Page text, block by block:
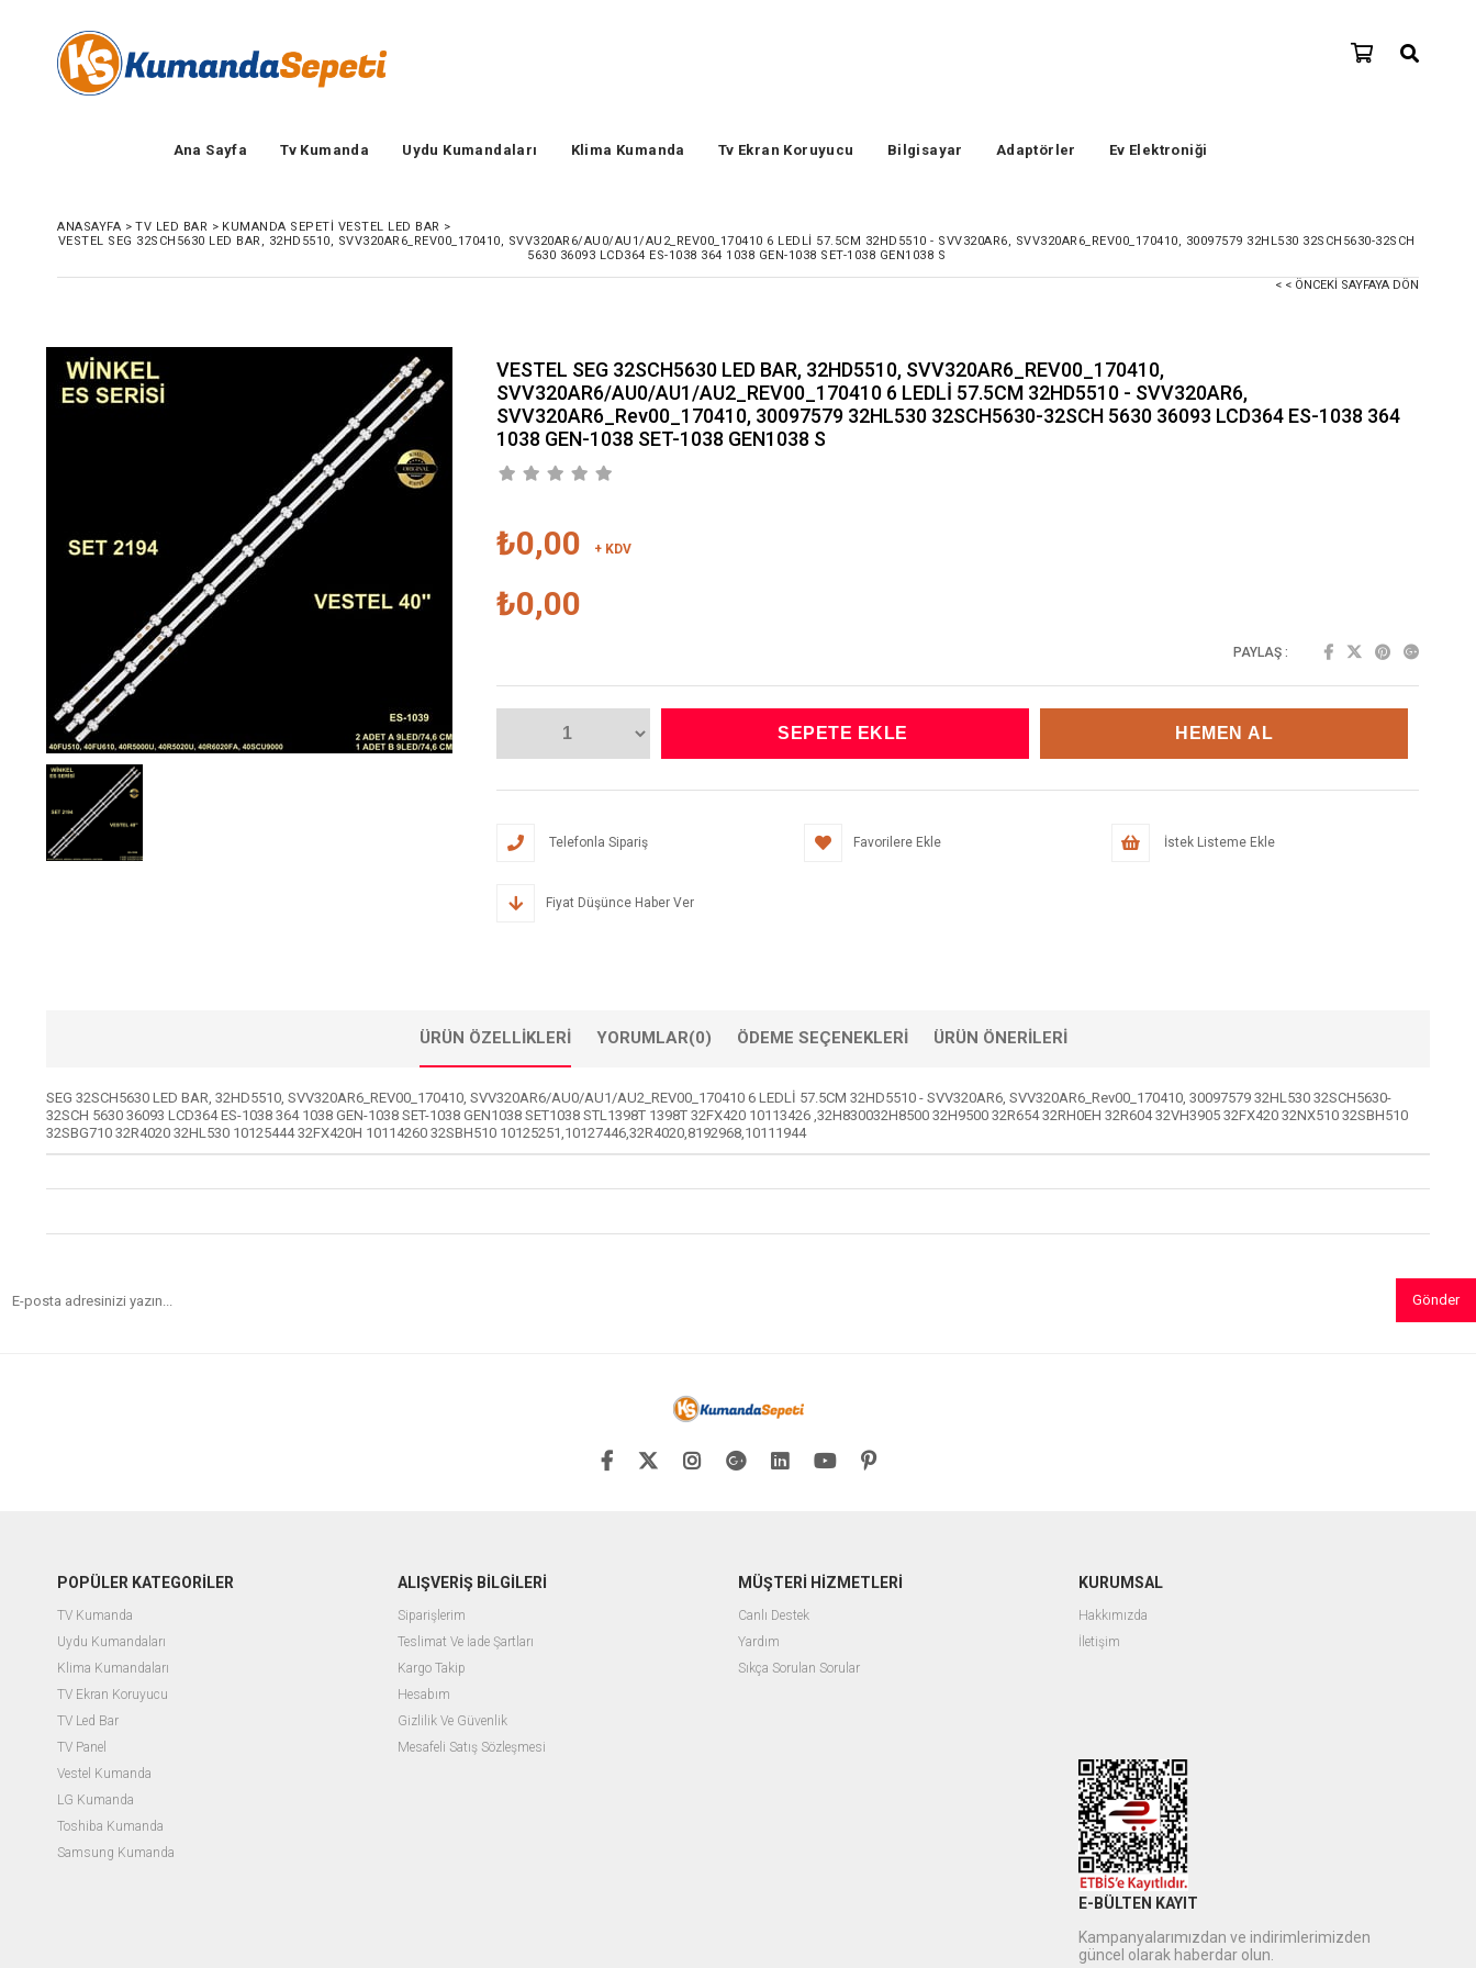
Ana Sayfa Tv Kumanda Uydu Kumandaları Klima Kumanda Tv Ekran Koruyucu Bilgisayar Adaptörler Ev Elektroniği
ANASAYFA > TV LED BAR > KUMANDA SEPETI VESTEL LED BAR >
VESTEL SEG 32SCH5630 LED BAR, 32HD5510, SVV320AR6_REV00_170410, SVV320AR6/AU0/AU1/AU2_REV00_170410 6 LEDLİ 57.5CM 32HD5510 - SVV320AR6, SVV320AR6_REV00_170410, 30097579 32HL530 32SCH5630-32SCH
5630 36093 LCD364 ES-1038 364 1038 GEN-1038 SET-1038 GEN1038 S
< < ÖNCEKI SAYFAYA DÖN
VESTEL SEG 32SCH5630 LED BAR, 32HD5510, SVV320AR6_REV00_170410,
SVV320AR6/AU0/AU1/AU2_REV00_170410 6 LEDLİ 57.5CM 32HD5510 - SVV320AR6,
SVV320AR6_Rev00_170410, 30097579 32HL530 32SCH5630-32SCH 5630 36093 LCD364 ES-1038 364
1038 GEN-1038 SET-1038 GEN1038 S
₺0,00 + KDV
₺0,00
PAYLAŞ :
Telefonla Sipariş Favorilere Ekle İstek Listeme Ekle
Fiyat Düşünce Haber Ver
ÜRÜN ÖZELLIKLERI YORUMLAR(0) ÖDEME SEÇENEKLERI ÜRÜN ÖNERILERI
SEG 32SCH5630 LED BAR, 32HD5510, SVV320AR6_REV00_170410, SVV320AR6/AU0/AU1/AU2_REV00_170410 6 LEDLİ 57.5CM 32HD5510 - SVV320AR6, SVV320AR6_Rev00_170410, 30097579 32HL530 32SCH5630-
32SCH 5630 36093 LCD364 ES-1038 364 1038 GEN-1038 SET-1038 GEN1038 SET1038 STL1398T 1398T 32FX420 10113426 ,32H830032H8500 32H9500 32R654 32RH0EH 32R604 32VH3905 32FX420 32NX510 32SBH510
32SBG710 32R4020 32HL530 10125444 32FX420H 10114260 32SBH510 10125251,10127446,32R4020,8192968,10111944
Gönder
POPÜLER KATEGORİLER
TV Kumanda
Uydu Kumandaları
Klima Kumandaları
TV Ekran Koruyucu
TV Led Bar
TV Panel
Vestel Kumanda
LG Kumanda
Toshiba Kumanda
Samsung Kumanda
ALIŞVERİŞ BİLGİLERİ
Siparişlerim
Teslimat Ve İade Şartları
Kargo Takip
Hesabım
Gizlilik Ve Güvenlik
Mesafeli Satış Sözleşmesi
MÜŞTERİ HİZMETLERİ
Canlı Destek
Yardım
Sıkça Sorulan Sorular
KURUMSAL
Hakkımızda
İletişim
E-BÜLTEN KAYIT
Kampanyalarımızdan ve indirimlerimizden
güncel olarak haberdar olun.